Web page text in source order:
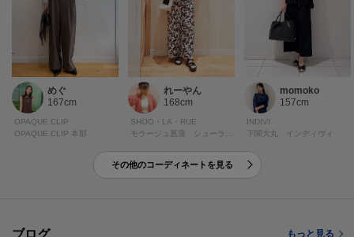
めぐ
167cm
OPAQUE.CLIP
OPAQUE.CLIP 本部
れーやん
168cm
SHOO・LA・RUE
momoko
157cm
INDIVI
下関大丸 インディヴィ
その他のコーディネートを見る
もっと見る